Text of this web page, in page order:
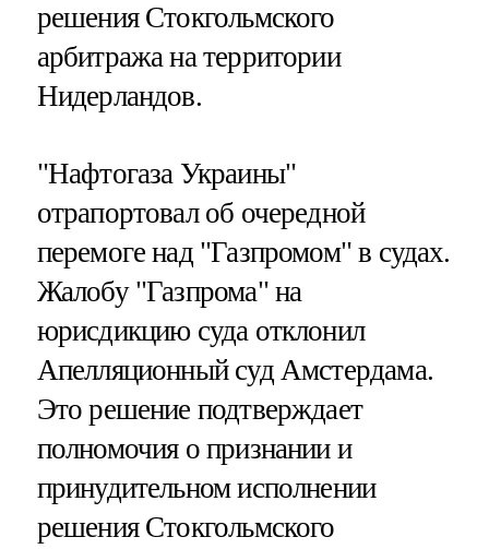
решения Стокгольмского
арбитража на территории
Нидерландов.
"Нафтогаза Украины"
отрапортовал об очередной
перемоге над "Газпромом" в судах.
Жалобу "Газпрома" на
юрисдикцию суда отклонил
Апелляционный суд Амстердама.
Это решение подтверждает
полномочия о признании и
принудительном исполнении
решения Стокгольмского